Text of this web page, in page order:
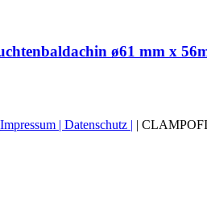
ø61 mm x
Impressum | Datenschutz | |